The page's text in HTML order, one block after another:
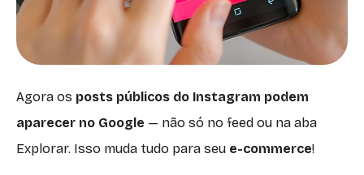
Agora os posts públicos do Instagram podem
aparecer no Google — não só no feed ou na aba
Explorar. Isso muda tudo para seu e-commerce!